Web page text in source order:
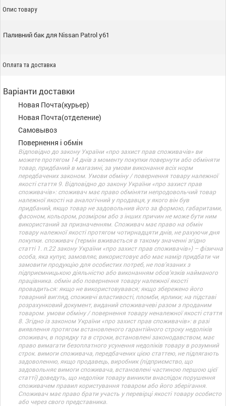
Опис товару
Паливний бак для Nissan Patrol y61
Оплата та доставка
Варіанти доставки
Новая Почта(курьер)
Новая Почта(отделение)
Самовывоз
Повернення і обмін
Відповідно до закону України «про захист прав споживачів» ви
можете протягом 14 днів з моменту покупки повернути або обміняти
товар, придбаний в магазині, за умови виконання всіх норм
передбачених законом. Умови обміну / повернення товару належної
якості стаття 9. Відповідно до закону України «про захист прав
споживачів»: споживач має право обміняти непродовольчий товар
належної якості на аналогічний у продавця, у якого він був
придбаний, якщо товар не задовольнив його за формою, габаритами,
фасоном, кольором, розміром або з інших причин не може бути ним
використаний за призначенням. Споживач має право на обмін
товару належної якості протягом чотирнадцяти днів, не рахуючи дня
покупки. споживач (термін вживається в такому значенні згідно
статті 1. п.22 закону України «про захист прав споживачів») – фізична
особа, яка купує, замовляє, використовує або має намір придбати чи
замовити продукцію для особистих потреб, не пов’язаних з
підприємницькою діяльністю або виконанням обов’язків найманого
працівника. обмін або повернення товару належної якості
провадиться: якщо не використовувався; якщо збережено його
товарний вигляд, споживчі властивості, пломби, ярлики; на підставі
розрахунковий документ, виданий споживачеві разом з проданим
товаром. умови обміну / повернення товару неналежної якості стаття
8. Згідно із законом України «про захист прав споживачів»: в разі
виявлення протягом встановленого гарантійного строку недоліків
споживач, в порядку та в строки, встановлені законодавством, має
право вимагати безоплатного усунення недоліків товару в розумний
строк. вимоги споживача, передбачених цією статтею, не підлягають
задоволенню, якщо продавець, виробник (підприємство, що
задовольняє вимоги споживача, встановлені частиною першою цієї
статті) доведуть, що недоліки товару виникли внаслідок порушення
споживачем правил користування товаром або його зберігання.
Споживач має право брати участь у перевірці якості товару особисто
або через свого представника.